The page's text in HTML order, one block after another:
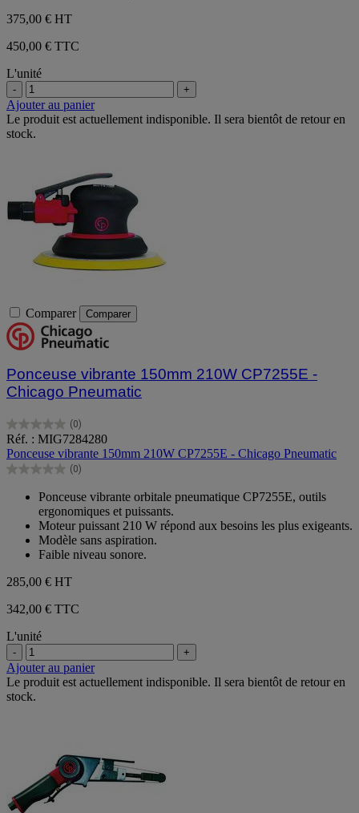
375,00 € HT
450,00 € TTC
L'unité
- +
Ajouter au panier
Le produit est actuellement indisponible. Il sera bientôt de retour en
stock.
Comparer Comparer
Ponceuse vibrante 150mm 210W CP7255E -
Chicago Pneumatic
(0)
0.0
sur
5
étoiles.
Réf. : MIG7284280
Ponceuse vibrante 150mm 210W CP7255E - Chicago Pneumatic
(0)
0.0
étoiles.
Ponceuse vibrante orbitale pneumatique CP7255E, outils
ergonomiques et puissants.
Moteur puissant 210 W répond aux besoins les plus exigeants.
Modèle sans aspiration.
Faible niveau sonore.
285,00 € HT
342,00 € TTC
L'unité
- +
Ajouter au panier
Le produit est actuellement indisponible. Il sera bientôt de retour en
stock.